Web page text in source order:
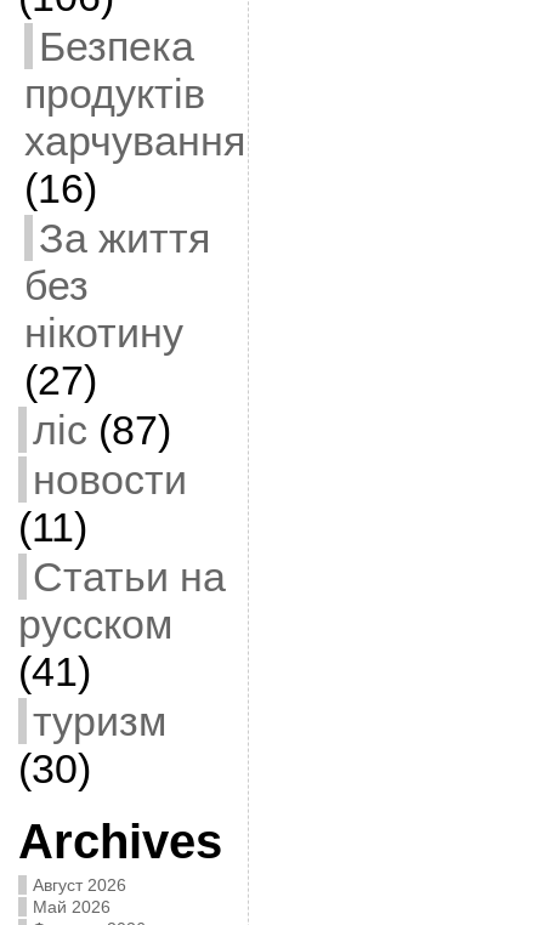
Безпека
продуктів
харчування
(16)
За життя
без
нікотину
(27)
ліс (87)
новости
(11)
Статьи на
русском
(41)
туризм
(30)
Archives
Август 2026
Май 2026